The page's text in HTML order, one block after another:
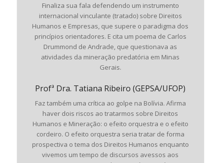
Finaliza sua fala defendendo um instrumento
internacional vinculante (tratado) sobre Direitos
Humanos e Empresas, que supere o paradigma dos
princípios orientadores. E cita um poema de Carlos
Drummond de Andrade, que questionava as
atividades da mineração predatória em Minas
Gerais.
Profª Dra. Tatiana Ribeiro (GEPSA/UFOP)
Faz também uma crítica ao golpe na Bolívia. Afirma
haver dois riscos ao tratarmos sobre Direitos
Humanos e Mineração: o efeito orquestra e o efeito
cordeiro. O efeito orquestra seria tratar de forma
prospectiva o tema dos Direitos Humanos enquanto
vivemos um tempo de discursos avessos aos